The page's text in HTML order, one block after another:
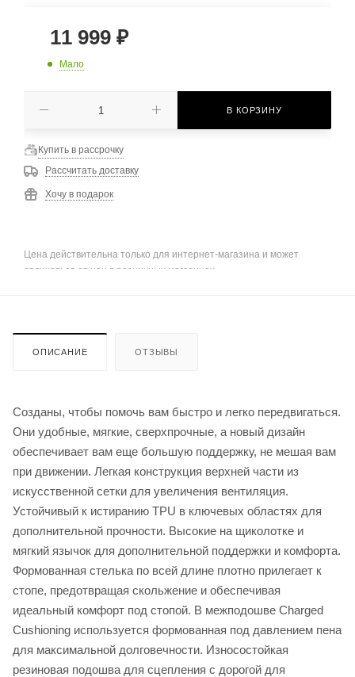
11 999 ₽
Мало
В КОРЗИНУ
Купить в рассрочку
Рассчитать доставку
Хочу в подарок
Цена действительна только для интернет-магазина и может
отличаться от цен в розничных магазинах
ОПИСАНИЕ ОТЗЫВЫ
Созданы, чтобы помочь вам быстро и легко передвигаться.
Они удобные, мягкие, сверхпрочные, а новый дизайн
обеспечивает вам еще большую поддержку, не мешая вам
при движении. Легкая конструкция верхней части из
искусственной сетки для увеличения вентиляция.
Устойчивый к истиранию TPU в ключевых областях для
дополнительной прочности. Высокие на щиколотке и
мягкий язычок для дополнительной поддержки и комфорта.
Формованная стелька по всей длине плотно прилегает к
стопе, предотвращая скольжение и обеспечивая
идеальный комфорт под стопой. В межподошве Charged
Cushioning используется формованная под давлением пена
для максимальной долговечности. Износостойкая
резиновая подошва для сцепления с дорогой для